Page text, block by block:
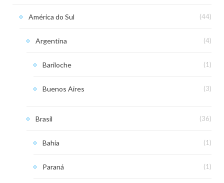
América do Sul (44)
Argentina (4)
Bariloche (1)
Buenos Aires (3)
Brasil (36)
Bahia (1)
Paraná (1)